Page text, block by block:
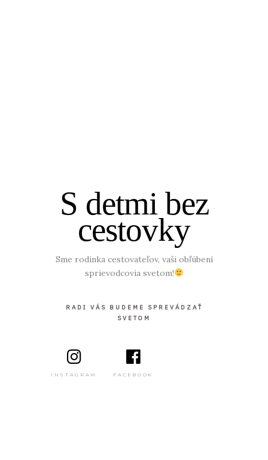
S detmi bez
cestovky
Sme rodinka cestovateľov, vaši obľúbení
sprievodcovia svetom!
RADI VÁS BUDEME SPREVÁDZAŤ
SVETOM
INSTAGRAM FACEBOOK